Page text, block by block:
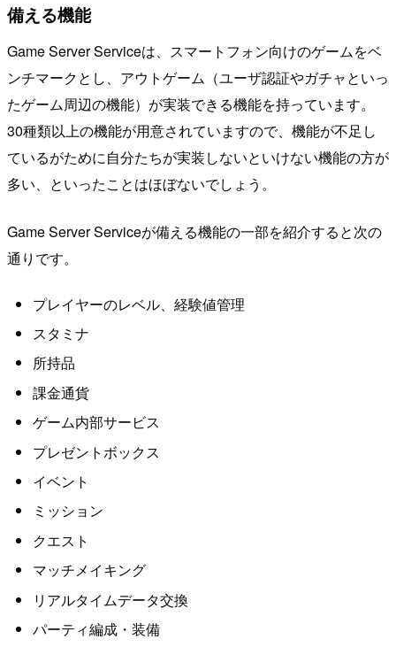
備える機能
Game Server Serviceは、スマートフォン向けのゲームをベ
ンチマークとし、アウトゲーム（ユーザ認証やガチャといっ
たゲーム周辺の機能）が実装できる機能を持っています。
30種類以上の機能が用意されていますので、機能が不足し
ているがために自分たちが実装しないといけない機能の方が
多い、といったことはほぼないでしょう。
Game Server Serviceが備える機能の一部を紹介すると次の
通りです。
プレイヤーのレベル、経験値管理
スタミナ
所持品
課金通貨
ゲーム内部サービス
プレゼントボックス
イベント
ミッション
クエスト
マッチメイキング
リアルタイムデータ交換
パーティ編成・装備